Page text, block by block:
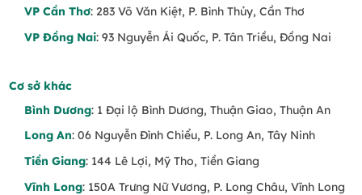
VP Cần Thơ: 283 Võ Văn Kiệt, P. Bình Thủy, Cần Thơ
VP Đồng Nai: 93 Nguyễn Ái Quốc, P. Tân Triều, Đồng Nai
Cơ sở khác
Bình Dương: 1 Đại lộ Bình Dương, Thuận Giao, Thuận An
Long An: 06 Nguyễn Đình Chiểu, P. Long An, Tây Ninh
Tiền Giang: 144 Lê Lợi, Mỹ Tho, Tiền Giang
Vĩnh Long: 150A Trưng Nữ Vương, P. Long Châu, Vĩnh Long